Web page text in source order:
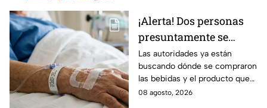
¡Alerta! Dos personas
presuntamente se
encuentran delicadas
por ingerir bebidas
alcohólicas
adulteradas en Celaya:
Las autoridades ya están
buscando dónde se compraron
las bebidas y el producto que
causó la intoxicación.
08 agosto, 2026